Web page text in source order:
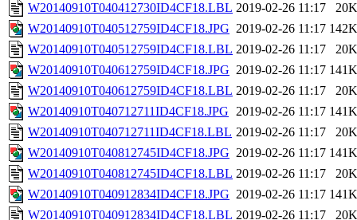
W20140910T040412730ID4CF18.LBL 2019-02-26 11:17
20K
W20140910T040512759ID4CF18.JPG 2019-02-26 11:17 142K
W20140910T040512759ID4CF18.LBL 2019-02-26 11:17
20K
W20140910T040612759ID4CF18.JPG 2019-02-26 11:17 141K
W20140910T040612759ID4CF18.LBL 2019-02-26 11:17
20K
W20140910T040712711ID4CF18.JPG 2019-02-26 11:17 141K
W20140910T040712711ID4CF18.LBL 2019-02-26 11:17
20K
W20140910T040812745ID4CF18.JPG 2019-02-26 11:17 141K
W20140910T040812745ID4CF18.LBL 2019-02-26 11:17
20K
W20140910T040912834ID4CF18.JPG 2019-02-26 11:17 141K
W20140910T040912834ID4CF18.LBL 2019-02-26 11:17
20K